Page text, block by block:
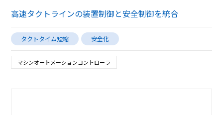
高速タクトラインの装置制御と安全制御を統合
タクトタイム短縮 安全化
マシンオートメーションコントローラ